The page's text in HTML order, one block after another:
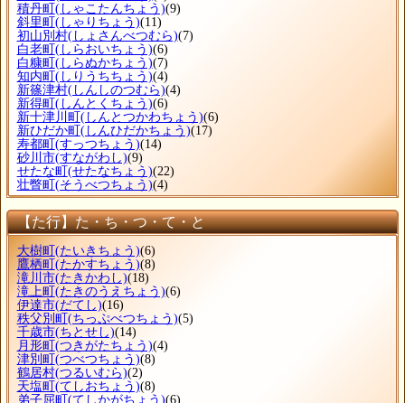
積丹町 (しゃこたんちょう)(9)
斜里町 (しゃりちょう)(11)
初山別村(しょさんべつむら)(7)
白老町 (しらおいちょう)(6)
白糠町 (しらぬかちょう)(7)
知内町 (しりうちちょう)(4)
新篠津村(しんしのつむら)(4)
新得町 (しんとくちょう)(6)
新十津川町 (しんとつかわちょう)(6)
新ひだか町 (しんひだかちょう)(17)
寿都町 (すっつちょう)(14)
砂川市(すながわし)(9)
せたな町 (せたなちょう)(22)
壮瞥町 (そうべつちょう)(4)
【た行】た・ち・つ・て・と
大樹町(たいきちょう)(6)
鷹栖町(たかすちょう)(8)
滝川市(たきかわし)(18)
滝上町(たきのうえちょう)(6)
伊達市(だてし)(16)
秩父別町(ちっぷべつちょう)(5)
千歳市(ちとせし)(14)
月形町(つきがたちょう)(4)
津別町(つべつちょう)(8)
鶴居村(つるいむら)(2)
天塩町(てしおちょう)(8)
弟子屈町(てしかがちょう)(6)